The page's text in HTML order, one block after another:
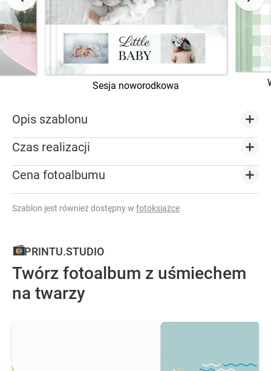
Sesja noworodkowa
Opis szablonu
Czas realizacji
Cena fotoalbumu
Szablon jest również dostępny w fotoksiążce
PRINTU.STUDIO
Twórz fotoalbum z uśmiechem
na twarzy